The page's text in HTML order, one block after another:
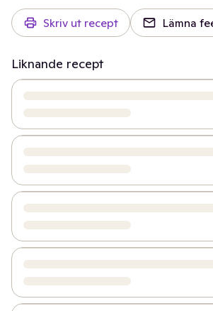
Skriv ut recept Lämna
Liknande recept